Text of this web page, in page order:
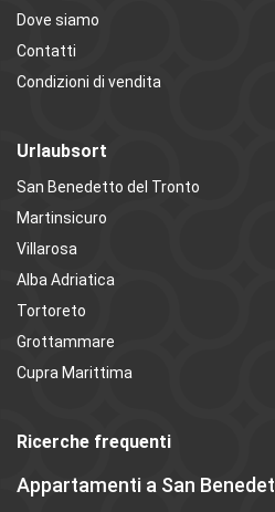
Dove siamo
Contatti
Condizioni di vendita
Urlaubsort
San Benedetto del Tronto
Martinsicuro
Villarosa
Alba Adriatica
Tortoreto
Grottammare
Cupra Marittima
Ricerche frequenti
Appartamenti a San